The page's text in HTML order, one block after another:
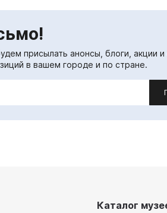
присылать анонсы, блоги, акции
в вашем городе и по стране.
Каталог